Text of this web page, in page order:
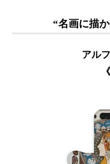
“名画に描
アル